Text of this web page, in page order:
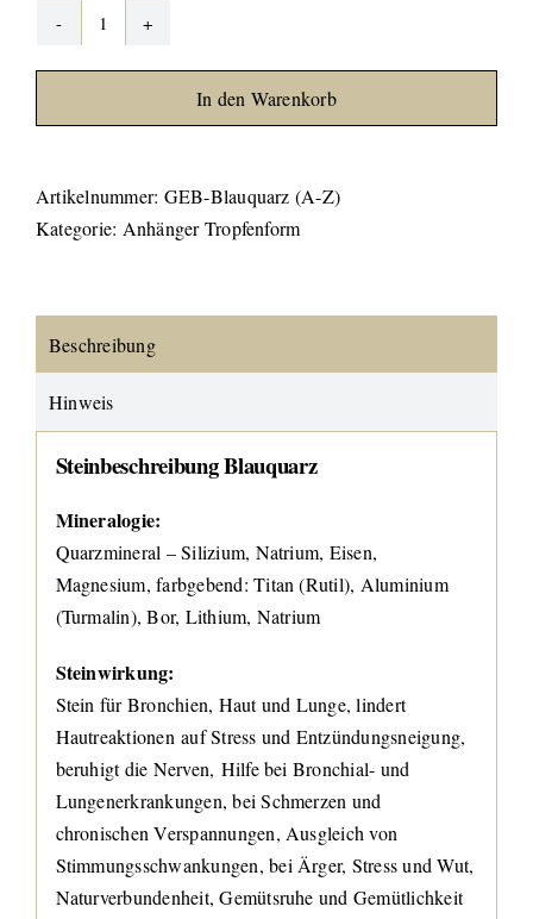
Blauquarz
gebohrt
In den Warenkorb
Artikelnummer: GEB-Blauquarz (A-Z)
Kategorie: Anhänger Tropfenform
Beschreibung
Hinweis
Steinbeschreibung Blauquarz
Mineralogie:
Quarzmineral – Silizium, Natrium, Eisen,
Magnesium, farbgebend: Titan (Rutil), Aluminium
(Turmalin), Bor, Lithium, Natrium
Steinwirkung:
Stein für Bronchien, Haut und Lunge, lindert
Hautreaktionen auf Stress und Entzündungsneigung,
beruhigt die Nerven, Hilfe bei Bronchial- und
Lungenerkrankungen, bei Schmerzen und
chronischen Verspannungen, Ausgleich von
Stimmungsschwankungen, bei Ärger, Stress und Wut,
Naturverbundenheit, Gemütsruhe und Gemütlichkeit